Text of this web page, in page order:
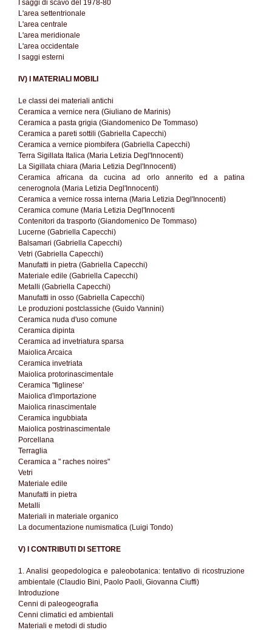
I saggi di scavo del 1978-80
L'area settentrionale
L'area centrale
L'area meridionale
L'area occidentale
I saggi esterni
IV) I MATERIALI MOBILI
Le classi dei materiali antichi
Ceramica a vernice nera (Giuliano de Marinis)
Ceramica a pasta grigia (Giandomenico De Tommaso)
Ceramica a pareti sottili (Gabriella Capecchi)
Ceramica a vernice piombifera (Gabriella Capecchi)
Terra Sigillata Italica (Maria Letizia Degl'Innocenti)
La Sigillata chiara (Maria Letizia Degl'Innocenti)
Ceramica africana da cucina ad orlo annerito ed a patina
cenerognola (Maria Letizia Degl'Innocenti)
Ceramica a vernice rossa interna (Maria Letizia Degl'Innocenti)
Ceramica comune (Maria Letizia Degl'Innocenti
Contenitori da trasporto (Giandomenico De Tommaso)
Lucerne (Gabriella Capecchi)
Balsamari (Gabriella Capecchi)
Vetri (Gabriella Capecchi)
Manufatti in pietra (Gabriella Capecchi)
Materiale edile (Gabriella Capecchi)
Metalli (Gabriella Capecchi)
Manufatti in osso (Gabriella Capecchi)
Le produzioni postclassiche (Guido Vannini)
Ceramica nuda d'uso comune
Ceramica dipinta
Ceramica ad invetriatura sparsa
Maiolica Arcaica
Ceramica invetriata
Maiolica protorinascimentale
Ceramica "figlinese'
Maiolica d'importazione
Maiolica rinascimentale
Ceramica ingubbiata
Maiolica postrinascimentale
Porcellana
Terraglia
Ceramica a " raches noires"
Vetri
Materiale edile
Manufatti in pietra
Metalli
Materiali in materiale organico
La documentazione numismatica (Luigi Tondo)
V) I CONTRIBUTI DI SETTORE
1. Analisi geopedologica e paleobotanica: tentativo di ricostruzione
ambientale (Claudio Bini, Paolo Paoli, Giovanna Ciuffi)
Introduzione
Cenni di paleogeografia
Cenni climatici ed ambientali
Materiali e metodi di studio